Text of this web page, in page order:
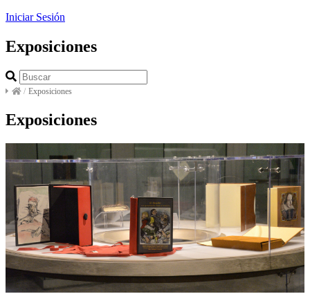
Iniciar Sesión
Exposiciones
/ Exposiciones
Exposiciones